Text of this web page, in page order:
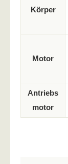
Körper
Motor
Antriebs
motor